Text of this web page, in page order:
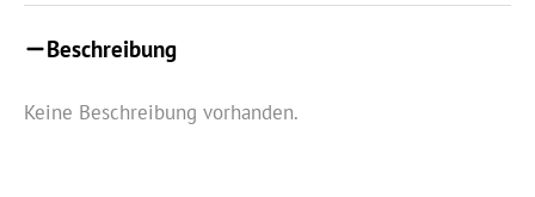
Beschreibung
Keine Beschreibung vorhanden.